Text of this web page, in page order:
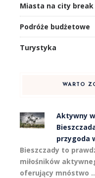
Miasta na city break
Podróże budżetowe
Turystyka
WARTO
Aktywny
przygoda
Bieszczady to
miłośników
oferujący mnóstwo